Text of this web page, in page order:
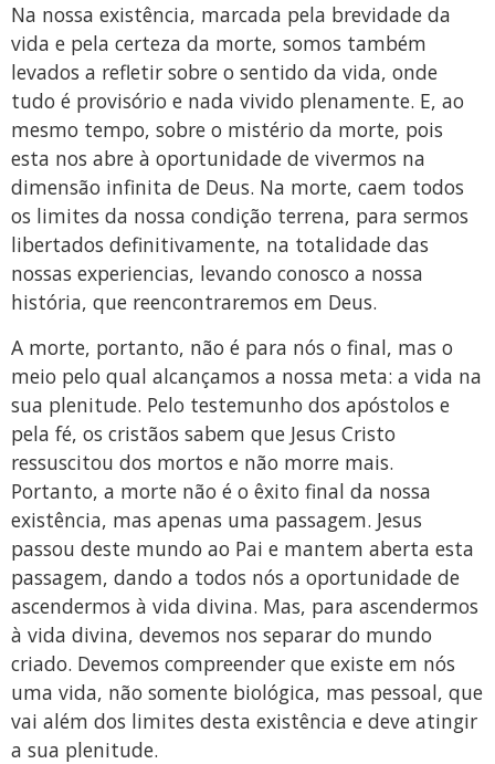
Na nossa existência, marcada pela brevidade da
vida e pela certeza da morte, somos também
levados a refletir sobre o sentido da vida, onde
tudo é provisório e nada vivido plenamente. E, ao
mesmo tempo, sobre o mistério da morte, pois
esta nos abre à oportunidade de vivermos na
dimensão infinita de Deus. Na morte, caem todos
os limites da nossa condição terrena, para sermos
libertados definitivamente, na totalidade das
nossas experiencias, levando conosco a nossa
história, que reencontraremos em Deus.
A morte, portanto, não é para nós o final, mas o
meio pelo qual alcançamos a nossa meta: a vida na
sua plenitude. Pelo testemunho dos apóstolos e
pela fé, os cristãos sabem que Jesus Cristo
ressuscitou dos mortos e não morre mais.
Portanto, a morte não é o êxito final da nossa
existência, mas apenas uma passagem. Jesus
passou deste mundo ao Pai e mantem aberta esta
passagem, dando a todos nós a oportunidade de
ascendermos à vida divina. Mas, para ascendermos
à vida divina, devemos nos separar do mundo
criado. Devemos compreender que existe em nós
uma vida, não somente biológica, mas pessoal, que
vai além dos limites desta existência e deve atingir
a sua plenitude.